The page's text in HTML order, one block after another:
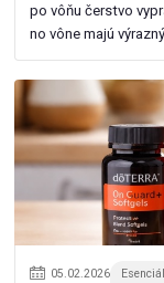
po vôňu čerstvo
no vône majú
05.02.2026